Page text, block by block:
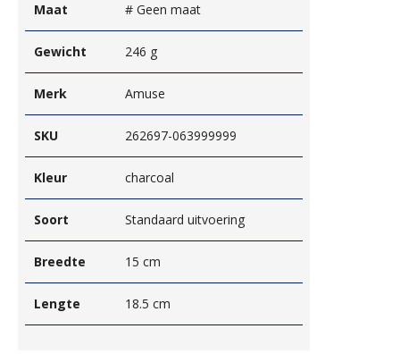
Maat # Geen maat
Gewicht 246 g
Merk Amuse
SKU 262697-063999999
Kleur charcoal
Soort Standaard uitvoering
Breedte 15 cm
Lengte 18.5 cm